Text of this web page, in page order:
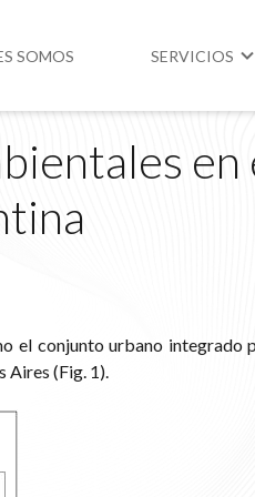
SOMOS SERVICIOS
Higiene yen
el conjunto urbano integrado
Aires (Fig. 1).